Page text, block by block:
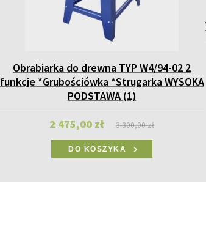
Obrabiarka do drewna TYP W4/94-02 2
funkcje *Grubościówka *Strugarka WYSOKA
PODSTAWA (1)
2 475,00 zł 3 300,00 zł
DO KOSZYKA